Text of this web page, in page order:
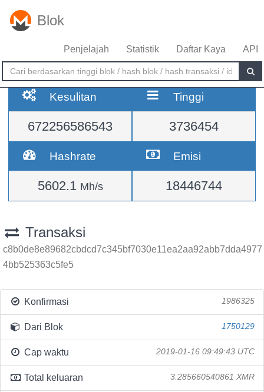
Blok
Penjelajah Statistik Daftar Kaya API
Kesulitan
672256586543
Tinggi
3736454
Hashrate
5602.1 Mh/s
Emisi
18446744
Transaksi
c8b0de8e89682cbdcd7c345bf7030e11ea2aa92abb7dda4977
4bb525363c5fe5
Konfirmasi 1986325
Dari Blok 1750129
Cap waktu 2019-01-16 09:49:43 UTC
Total keluaran 3.285660540861 XMR